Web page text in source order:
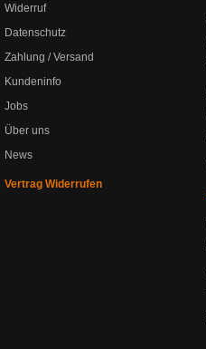
Widerruf
Datenschutz
Zahlung / Versand
Kundeninfo
Jobs
Über uns
News
Vertrag Widerrufen